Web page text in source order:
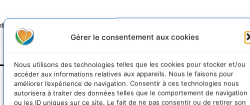
Gérer le consentement aux cookies
Nous utilisons des technologies telles que les cookies pour stocker et/ou
accéder aux informations relatives aux appareils. Nous le faisons pour
améliorer l’expérience de navigation. Consentir à ces technologies nous
autorisera à traiter des données telles que le comportement de navigation
ou les ID uniques sur ce site. Le fait de ne pas consentir ou de retirer son
et sociales en Occitanie.